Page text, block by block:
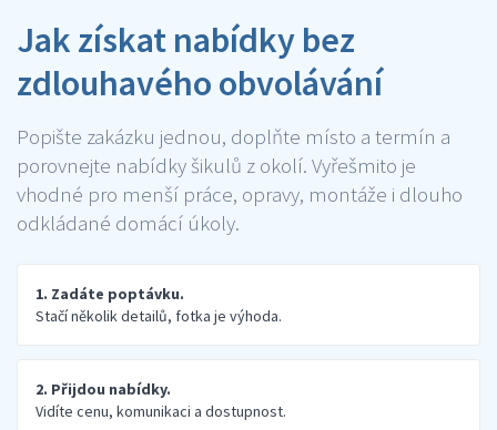
Jak získat nabídky bez
zdlouhavého obvolávání
Popište zakázku jednou, doplňte místo a termín a
porovnejte nabídky šikulů z okolí. Vyřešmito je
vhodné pro menší práce, opravy, montáže i dlouho
odkládané domácí úkoly.
1. Zadáte poptávku.
Stačí několik detailů, fotka je výhoda.
2. Přijdou nabídky.
Vidíte cenu, komunikaci a dostupnost.